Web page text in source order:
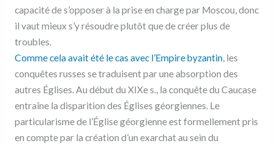
capacité de s’opposer à la prise en charge par Moscou, donc
il vaut mieux s’y résoudre plutôt que de créer plus de
troubles.
Comme cela avait été le cas avec l’Empire byzantin, les
conquêtes russes se traduisent par une absorption des
autres Églises. Au début du XIXe s., la conquête du Caucase
entraîne la disparition des Églises géorgiennes. Le
particularisme de l’Église géorgienne est formellement pris
en compte par la création d’un exarchat au sein du